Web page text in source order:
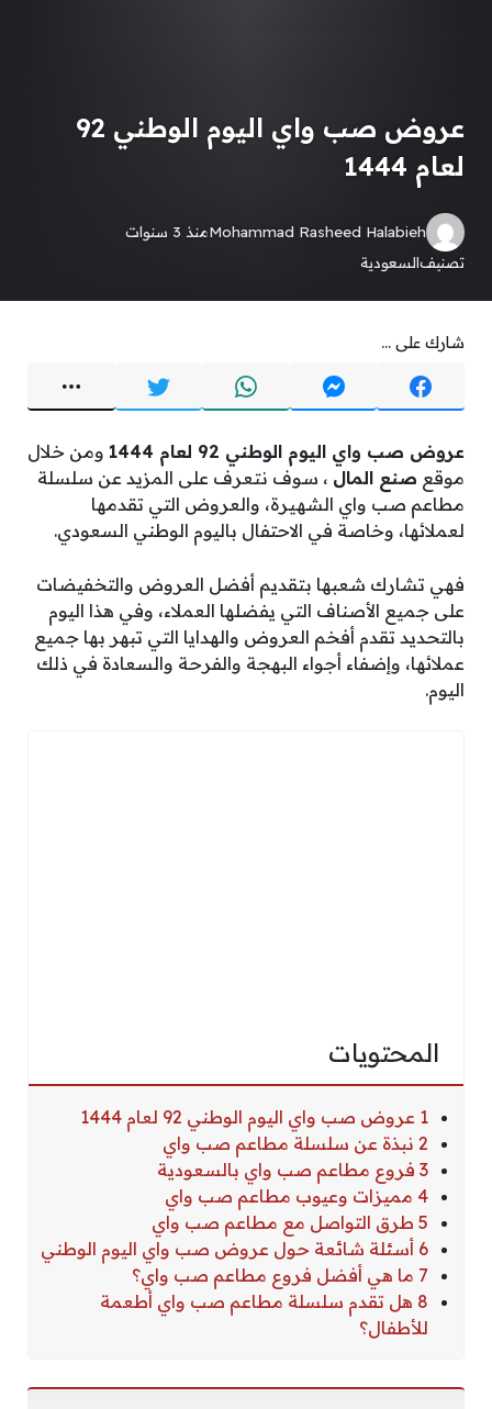
عروض صب واي اليوم الوطني 92
لعام 1444
Mohammad Rasheed Halabiehمنذ 3 سنوات
تصنيفالسعودية
شارك على ...
عروض صب واي اليوم الوطني 92 لعام 1444
ومن خلال
موقع صنع المال ، سوف نتعرف على المزيد عن سلسلة
مطاعم صب واي الشهيرة، والعروض التي تقدمها
لعملائها، وخاصة في الاحتفال باليوم الوطني السعودي.
فهي تشارك شعبها بتقديم أفضل العروض والتخفيضات
على جميع الأصناف التي يفضلها العملاء، وفي هذا اليوم
بالتحديد تقدم أفخم العروض والهدايا التي تبهر بها جميع
عملائها، وإضفاء أجواء البهجة والفرحة والسعادة في ذلك
اليوم.
المحتويات
1 عروض صب واي اليوم الوطني 92 لعام 1444
2 نبذة عن سلسلة مطاعم صب واي
3 فروع مطاعم صب واي بالسعودية
4 مميزات وعيوب مطاعم صب واي
5 طرق التواصل مع مطاعم صب واي
6 أسئلة شائعة حول عروض صب واي اليوم الوطني
7 ما هي أفضل فروع مطاعم صب واي؟
8 هل تقدم سلسلة مطاعم صب واي أطعمة
للأطفال؟